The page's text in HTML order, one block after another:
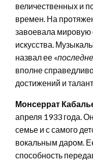
величественных и
времен. На
завоевала мировую
искусства.
назвал ее «
вполне
достижений и
Монсеррат
апреля 1933 года.
семье и с самого
вокальным даром.
способность